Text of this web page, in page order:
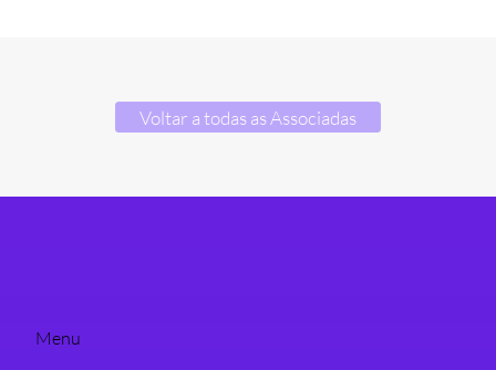
Voltar a todas as Associadas
Menu